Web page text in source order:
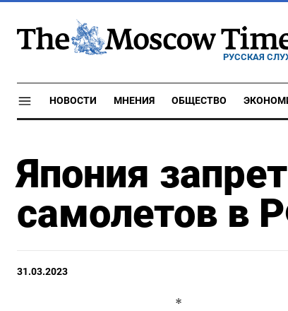
РУССКАЯ
НОВОСТИ МНЕНИЯ ОБЩЕСТВО
Япония
самолетов в
31.03.2023
*